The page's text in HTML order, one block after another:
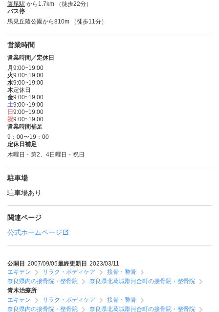
箸尾駅 から1.7km （徒歩22分）
バス停
馬見丘陵公園から810m （徒歩11分）
営業時間
営業時間／定休日
月 9:00~19:00
火9:00~19:00
水9:00~19:00
木定休日
金9:00~19:00
土9:00~19:00
日 9:00~19:00
祝9:00~19:00
営業時間補足
9：00〜19：00
定休日補足
木曜日・第2、4日曜日・祝日
駐車場
駐車場あり
関連ページ
公式ホームページ
公開日 2007/09/05最終更新日 2023/03/11
エキテン
リラク・ボディケア
接骨・整骨
奈良県内の接骨院・整骨院
奈良県北葛城郡河合町の接骨院・整骨院
青木治療所
エキテン
リラク・ボディケア
接骨・整骨
奈良県内の接骨院・整骨院
奈良県北葛城郡河合町の接骨院・整骨院